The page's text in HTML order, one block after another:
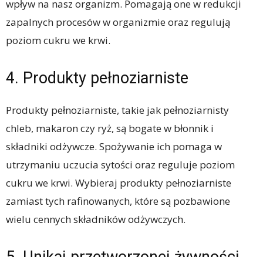
wpływ na nasz organizm. Pomagają one w redukcji
zapalnych procesów w organizmie oraz regulują
poziom cukru we krwi.
4. Produkty pełnoziarniste
Produkty pełnoziarniste, takie jak pełnoziarnisty
chleb, makaron czy ryż, są bogate w błonnik i
składniki odżywcze. Spożywanie ich pomaga w
utrzymaniu uczucia sytości oraz reguluje poziom
cukru we krwi. Wybieraj produkty pełnoziarniste
zamiast tych rafinowanych, które są pozbawione
wielu cennych składników odżywczych.